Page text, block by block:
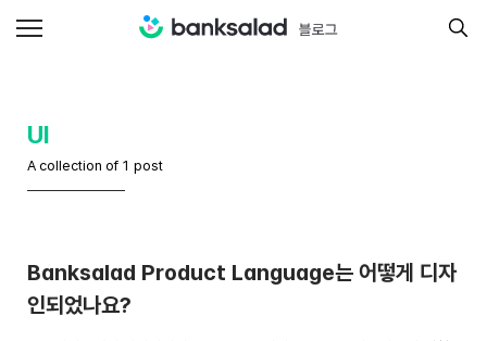
UI
A collection of 1 post
Banksalad Product Language는 어떻게 디자
인되었나요?